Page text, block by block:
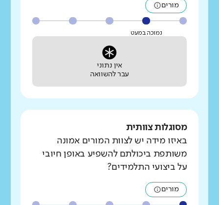
מורים
נמוכה במעט
אין נתוני
עבר להשוואה
מסוגלות צוותית
באיזו מידה יש לצוות המורים אמונה
משותפת ביכולתם להשפיע באופן חיובי
על ביצועי התלמידים?
מורים